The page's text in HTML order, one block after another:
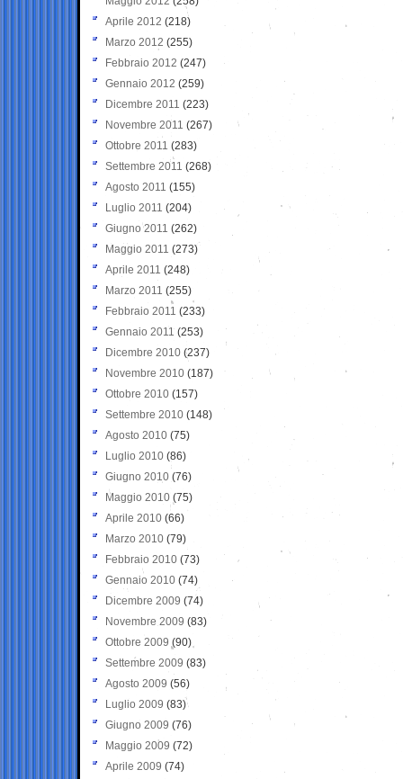
Aprile 2012 (218)
Marzo 2012 (255)
Febbraio 2012 (247)
Gennaio 2012 (259)
Dicembre 2011 (223)
Novembre 2011 (267)
Ottobre 2011 (283)
Settembre 2011 (268)
Agosto 2011 (155)
Luglio 2011 (204)
Giugno 2011 (262)
Maggio 2011 (273)
Aprile 2011 (248)
Marzo 2011 (255)
Febbraio 2011 (233)
Gennaio 2011 (253)
Dicembre 2010 (237)
Novembre 2010 (187)
Ottobre 2010 (157)
Settembre 2010 (148)
Agosto 2010 (75)
Luglio 2010 (86)
Giugno 2010 (76)
Maggio 2010 (75)
Aprile 2010 (66)
Marzo 2010 (79)
Febbraio 2010 (73)
Gennaio 2010 (74)
Dicembre 2009 (74)
Novembre 2009 (83)
Ottobre 2009 (90)
Settembre 2009 (83)
Agosto 2009 (56)
Luglio 2009 (83)
Giugno 2009 (76)
Maggio 2009 (72)
Aprile 2009 (74)